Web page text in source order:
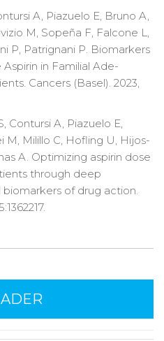
A, Piazuelo E, Bruno A,
M, Sopeña F, Falcone L,
P, Patrignani P. Biomarkers
in Familial Ade-
Cancers (Basel). 2023,
Contursi A, Piazuelo E,
M, Milillo C, Hofling U, Hijos-
A. Optimizing aspirin dose
through deep
of drug action.